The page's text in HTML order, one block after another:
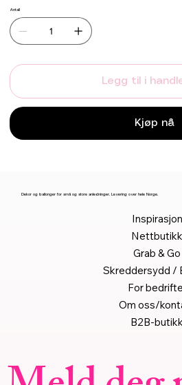
Antall
Legg til i
Kjøp nå
Dekor og ballonger for små og store anledninger. Levering over hele Norge.
Inspirasjon
Nettbutikk
Grab & Go
Skreddersydd /
For
Om oss/
B2B-